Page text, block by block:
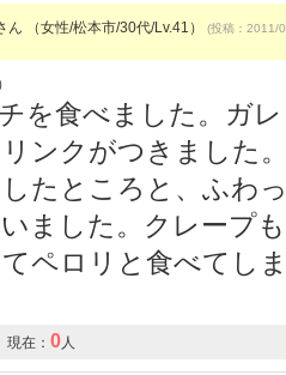
ん （女性/松本市/30代/Lv.41） (投稿：2011/
を食べました。ガ
ンクがつきました
たところと、ふわ
ました。クレープ
ペロリと食べてし
現在： 0人